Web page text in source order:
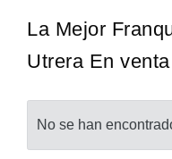
La Mejor
Utrera En venta
No se han